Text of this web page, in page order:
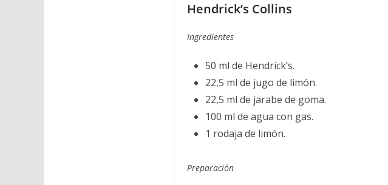
Hendrick’s Collins
Ingredientes
50 ml de Hendrick’s.
22,5 ml de jugo de limón.
22,5 ml de jarabe de goma.
100 ml de agua con gas.
1 rodaja de limón.
Preparación